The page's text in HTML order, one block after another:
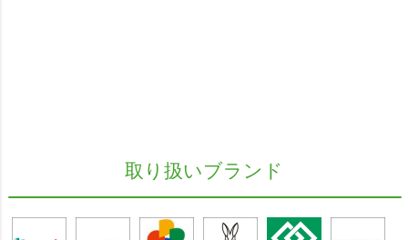
取り扱いブランド